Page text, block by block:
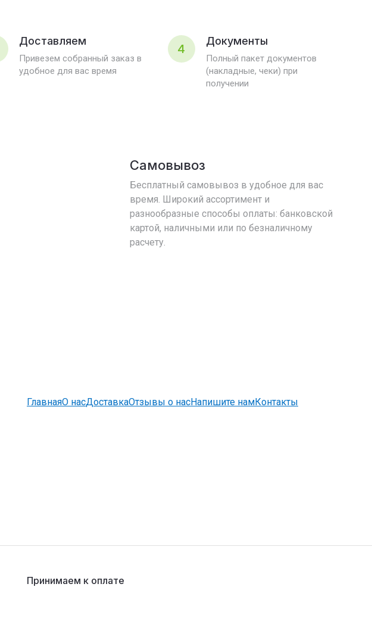
Доставляем
Привезем собранный заказ в
удобное для вас время
4
Документы
Полный пакет документов
(накладные, чеки) при
получении
Самовывоз
Бесплатный самовывоз в удобное для вас
время. Широкий ассортимент и
разнообразные способы оплаты: банковской
картой, наличными или по безналичному
расчету.
ГлавнаяО насДоставкаОтзывы о насНапишите намКонтакты
Принимаем к оплате